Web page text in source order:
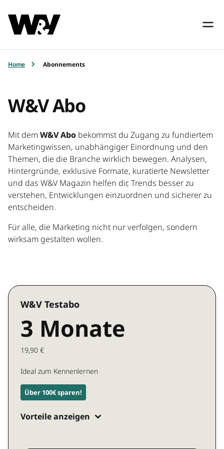
Home Abonnements
W&V Abo
Mit dem W&V Abo bekommst du Zugang zu fundiertem
Marketingwissen, unabhängiger Einordnung und den
Themen, die die Branche wirklich bewegen. Analysen,
Hintergründe, exklusive Formate, kuratierte Newsletter
und das W&V Magazin helfen dir, Trends besser zu
verstehen, Entwicklungen einzuordnen und sicherer zu
entscheiden.
Für alle, die Marketing nicht nur verfolgen, sondern
wirksam gestalten wollen.
W&V Testabo
3 Monate
19,90 €
Ideal zum Kennenlernen
Über 100€ sparen!
Vorteile anzeigen